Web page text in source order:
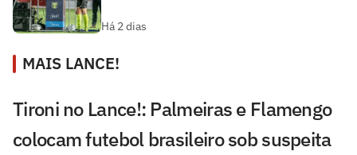
Há 2 dias
MAIS LANCE!
Tironi no Lance!: Palmeiras e Flamengo
colocam futebol brasileiro sob suspeita